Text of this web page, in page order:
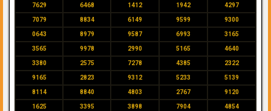
7629 6468 1412 1942 4297
7079 8834 6149 9599 9300
0643 8979 9587 6993 3165
3565 9978 2990 5165 4640
3380 2575 7278 4385 2322
9165 2823 9312 5233 5139
8114 8840 4803 2767 9120
1625 3395 3898 7904 4854